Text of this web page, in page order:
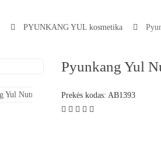
PYUNKANG YUL kosmetika
Pyunkang Yul
Prekės kodas: AB1393